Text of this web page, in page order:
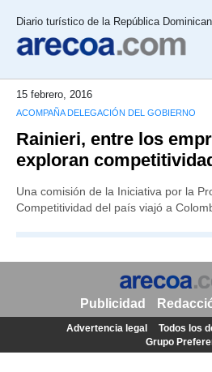
Diario turístico de la República
15 febrero, 2016
ACOMPAÑA DELEGACIÓN DEL GOBIERNO
Rainieri, entre los
exploran
Una comisión de la Iniciativa por la
Competitividad del país viajó a
Publicidad
Advertencia legal
Todos los
Grupo